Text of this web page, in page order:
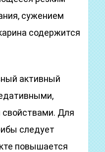
сужением
содержится
активный
Для
следует
повышается